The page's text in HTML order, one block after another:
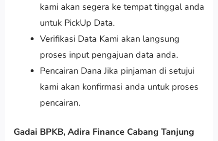
kami akan segera ke tempat tinggal anda
untuk PickUp Data.
Verifikasi Data Kami akan langsung
proses input pengajuan data anda.
Pencairan Dana Jika pinjaman di setujui
kami akan konfirmasi anda untuk proses
pencairan.
Gadai BPKB, Adira Finance Cabang Tanjung